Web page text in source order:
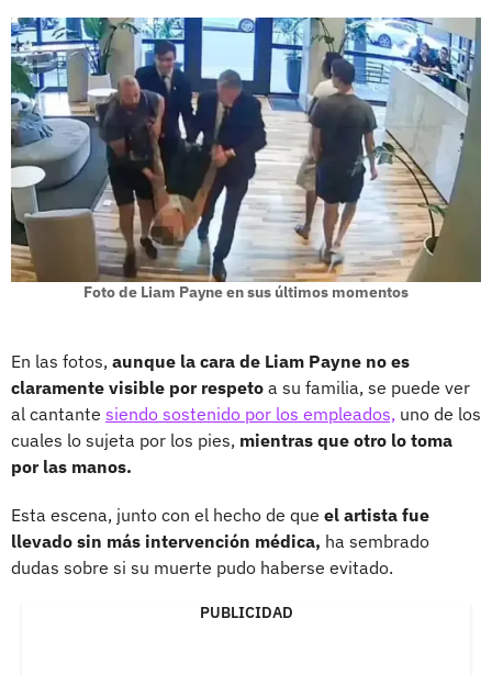
Foto de Liam Payne en sus últimos momentos
En las fotos, aunque la cara de Liam Payne no es
claramente visible por respeto a su familia, se puede ver
al cantante siendo sostenido por los empleados, uno de los
cuales lo sujeta por los pies, mientras que otro lo toma
por las manos.
Esta escena, junto con el hecho de que el artista fue
llevado sin más intervención médica, ha sembrado
dudas sobre si su muerte pudo haberse evitado.
PUBLICIDAD